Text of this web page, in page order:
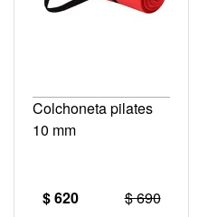
Colchoneta pilates
10 mm
$ 620 $ 690